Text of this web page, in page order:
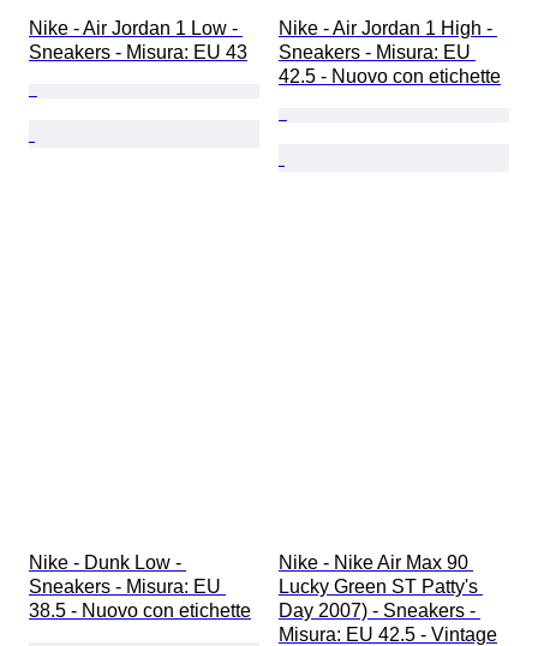
Nike - Air Jordan 1 Low -
Sneakers - Misura: EU 43
Nike - Air Jordan 1 High -
Sneakers - Misura: EU
42.5 - Nuovo con etichette
Nike - Dunk Low -
Sneakers - Misura: EU
38.5 - Nuovo con etichette
Nike - Nike Air Max 90
Lucky Green ST Patty's
Day 2007) - Sneakers -
Misura: EU 42.5 - Vintage